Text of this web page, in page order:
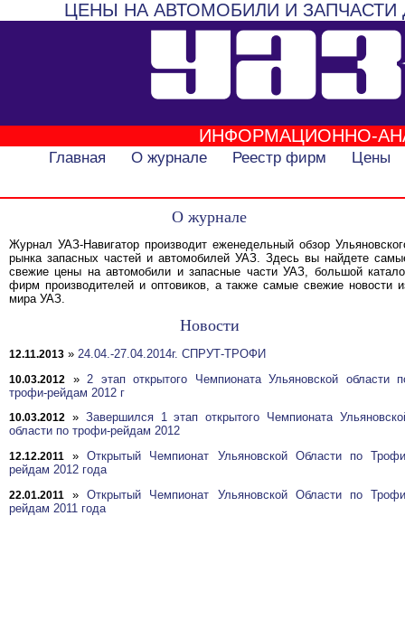
ЦЕНЫ НА АВТОМОБИЛИ И
ИНФОРМАЦИОННО-
Главная О журнале Реестр фирм Цены
О журнале
Журнал УАЗ-Навигатор производит еженедельный обзор
рынка запасных частей и автомобилей УАЗ. Здесь вы найдете
свежие цены на автомобили и запасные части УАЗ, большой
фирм производителей и оптовиков, а также самые свежие новости
мира УАЗ.
Новости
12.11.2013 » 24.04.-27.04.2014г. СПРУТ-ТРОФИ
10.03.2012 » 2 этап открытого Чемпионата Ульяновской области
трофи-рейдам 2012 г
10.03.2012 » Завершился 1 этап открытого Чемпионата
области по трофи-рейдам 2012
12.12.2011 »Открытый Чемпионат Ульяновской Области по
рейдам 2012 года
22.01.2011 »Открытый Чемпионат Ульяновской Области по
рейдам 2011 года